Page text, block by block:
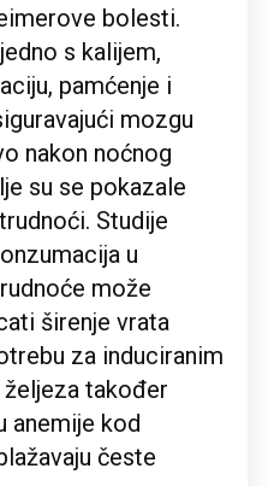
bolesti.
s kalijem,
pamćenje i
mozgu
nakon noćnog
su se pokazale
Studije
u
može
širenje vrata
za induciranim
također
anemije kod
česte